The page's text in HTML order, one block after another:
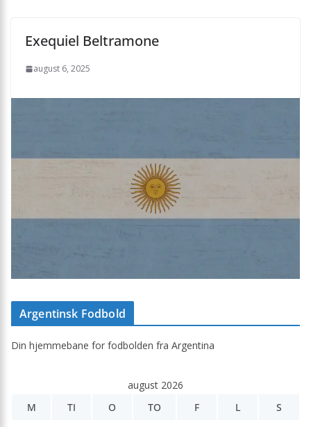
Exequiel Beltramone
august 6, 2025
Argentinsk Fodbold
Din hjemmebane for fodbolden fra Argentina
august 2026
M
TI O TO F L S